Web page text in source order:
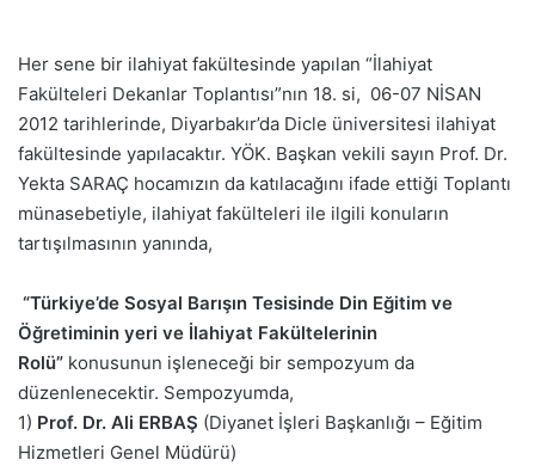
Her sene bir ilahiyat fakültesinde yapılan “İlahiyat
Fakülteleri Dekanlar Toplantısı”nın 18. si, 06-07 NİSAN
2012 tarihlerinde, Diyarbakır’da Dicle üniversitesi ilahiyat
fakültesinde yapılacaktır. YÖK. Başkan vekili sayın Prof. Dr.
Yekta SARAÇ hocamızın da katılacağını ifade ettiği Toplantı
münasebetiyle, ilahiyat fakülteleri ile ilgili konuların
tartışılmasının yanında,
“Türkiye’de Sosyal Barışın Tesisinde Din Eğitim ve
Öğretiminin yeri ve İlahiyat Fakültelerinin
Rolü” konusunun işleneceği bir sempozyum da
düzenlenecektir. Sempozyumda,
1) Prof. Dr. Ali ERBAŞ (Diyanet İşleri Başkanlığı – Eğitim
Hizmetleri Genel Müdürü)